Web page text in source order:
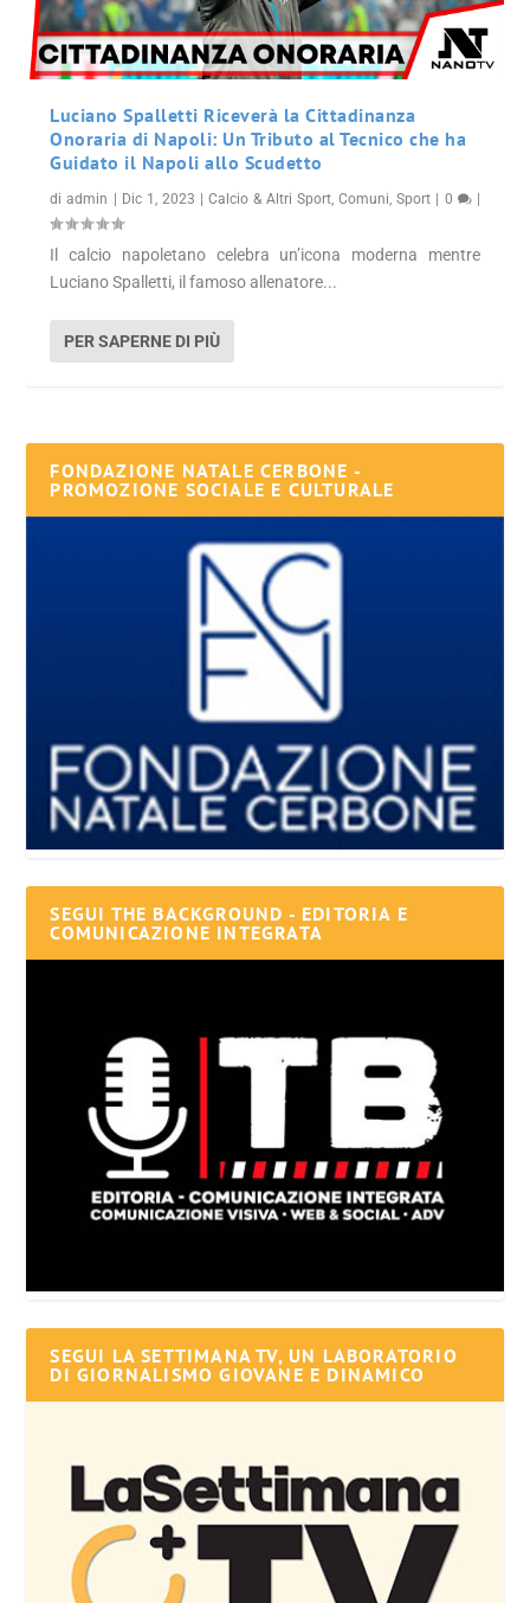
Luciano Spalletti Riceverà la Cittadinanza
Onoraria di Napoli: Un Tributo al Tecnico che ha
Guidato il Napoli allo Scudetto
diadmin Dic 1, 2023 Calcio & Altri Sport,Comuni,Sport 0 |
Il calcio napoletano celebra un’icona moderna mentre
Luciano Spalletti, il famoso allenatore...
PER SAPERNE DI PIÙ
FONDAZIONE NATALE CERBONE -
PROMOZIONE SOCIALE E CULTURALE
SEGUI THE BACKGROUND - EDITORIA E
COMUNICAZIONE INTEGRATA
SEGUI LA SETTIMANA TV, UN LABORATORIO
DI GIORNALISMO GIOVANE E DINAMICO